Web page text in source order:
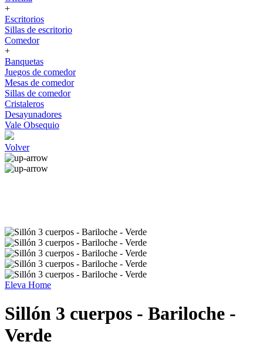
+
Escritorios
Sillas de escritorio
Comedor
+
Banquetas
Juegos de comedor
Mesas de comedor
Sillas de comedor
Cristaleros
Desayunadores
Vale Obsequio
Volver
Eleva Home
Sillón 3 cuerpos - Bariloche -
Verde